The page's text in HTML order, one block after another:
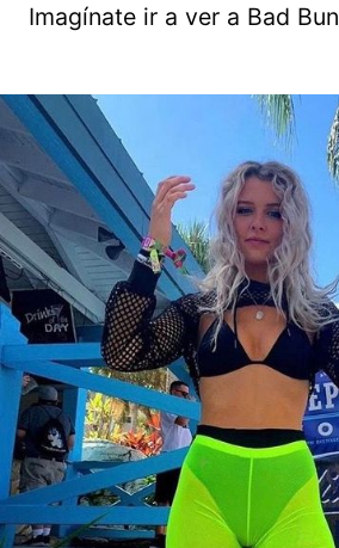
Imagínate ir a ver a Bad